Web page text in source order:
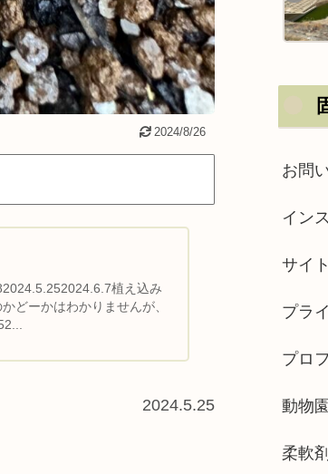
2024/8/26
植え込み
どーかはわかりませんが、
2024.5.25
お問
イン
サイ
プラ
プロ
動物
柔軟